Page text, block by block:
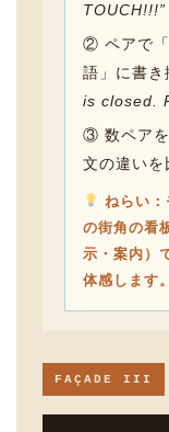
TOUCH!!!”
② ペアで「
語」に書き
is closed.
③ 数ペア
文の違いを
ねらい：
の街角の看
示・案内）
体感します。
FAÇADE III